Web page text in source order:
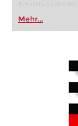
Schritte in die
oder bereits auf
FRITZ trainieren
individueller als
Mehr...